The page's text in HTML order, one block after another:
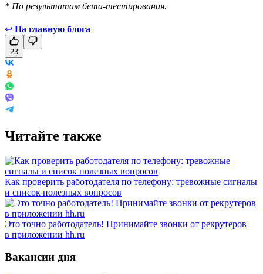
* По результатам бета-тестирования.
↩ На главную блога
23
Читайте также
Как проверить работодателя по телефону: тревожные сигналы
и список полезных вопросов
Это точно работодатель! Принимайте звонки от рекрутеров
в приложении hh.ru
Вакансии дня